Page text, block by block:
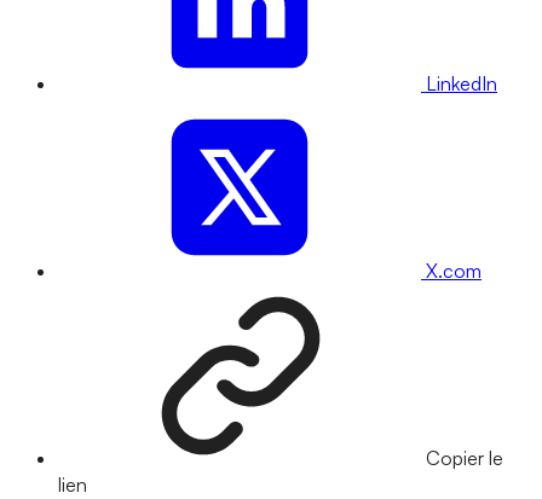
LinkedIn
X.com
Copier le
lien